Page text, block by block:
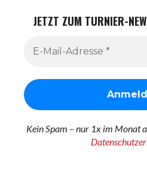
JETZT ZUM TURNIER-
Kein Spam – nur 1x im Monat